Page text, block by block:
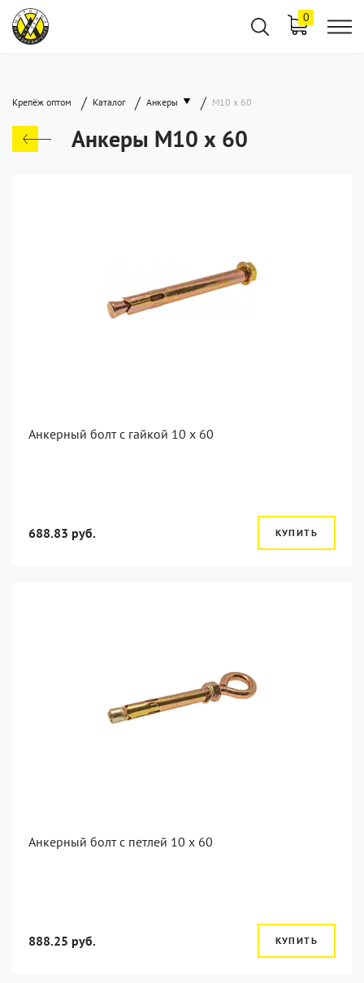
0
Крепёж оптом / Каталог / Анкеры / М10 х 60
Анкеры М10 х 60
Анкерный болт с гайкой 10 x 60
688.83 руб. КУПИТЬ
Анкерный болт с петлей 10 x 60
888.25 руб. КУПИТЬ